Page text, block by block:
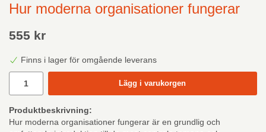
Hur moderna organisationer fungerar
555 kr
Finns i lager för omgående leverans
Lägg i varukorgen
Produktbeskrivning:
Hur moderna organisationer fungerar är en grundlig och